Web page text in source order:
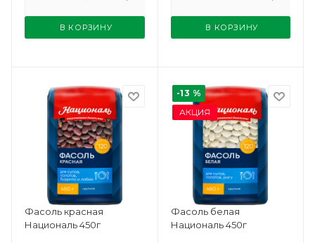
В КОРЗИНУ В КОРЗИНУ
Фасоль красная
Националь 450г
-13 %
АКЦИЯ
Фасоль белая
Националь 450г